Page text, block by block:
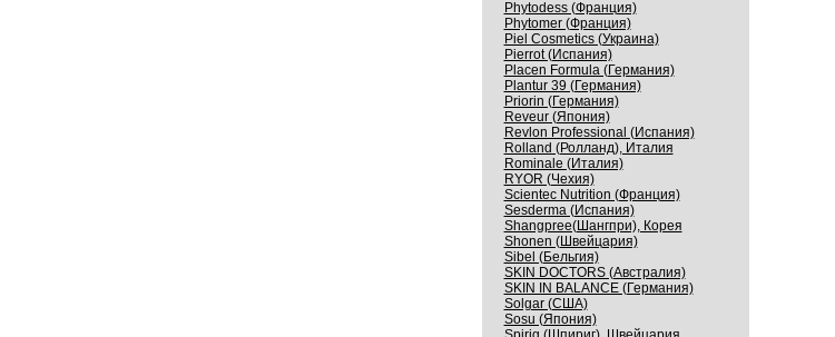
Phytodess (Франция)
Phytomer (Франция)
Piel Cosmetics (Украина)
Pierrot (Испания)
Placen Formula (Германия)
Plantur 39 (Германия)
Priorin (Германия)
Reveur (Япония)
Revlon Professional (Испания)
Rolland (Ролланд), Италия
Rominale (Италия)
RYOR (Чехия)
Scientec Nutrition (Франция)
Sesderma (Испания)
Shangpree(Шангпри), Корея
Shonen (Швейцария)
Sibel (Бельгия)
SKIN DOCTORS (Австралия)
SKIN IN BALANCE (Германия)
Solgar (США)
Sosu (Япония)